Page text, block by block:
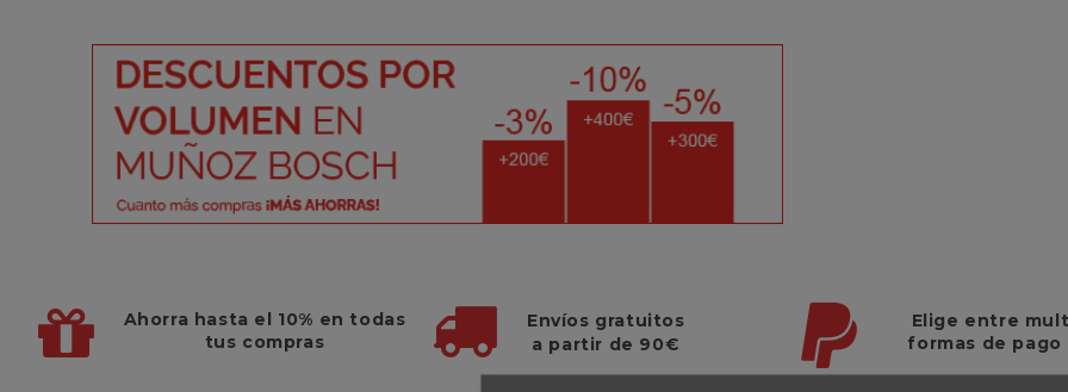
Ahorra hasta el 10% en todas
tus compras
Envíos gratuitos
a partir de 90€
Elige entre
formas de pago